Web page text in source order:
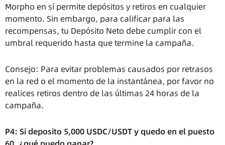
Morpho en sí permite depósitos y retiros en cualquier
momento. Sin embargo, para calificar para las
recompensas, tu Depósito Neto debe cumplir con el
umbral requerido hasta que termine la campaña.
Consejo: Para evitar problemas causados por retrasos
en la red o el momento de la instantánea, por favor no
realices retiros dentro de las últimas 24 horas de la
campaña.
P4: Si deposito 5,000 USDC/USDT y quedo en el puesto